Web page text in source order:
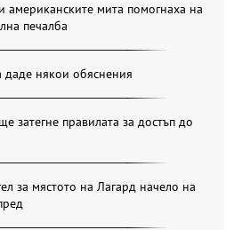
американските мита помогнаха на
печалба
някои обяснения
затегне правилата за достъп до
за мястото на Лагард начело на